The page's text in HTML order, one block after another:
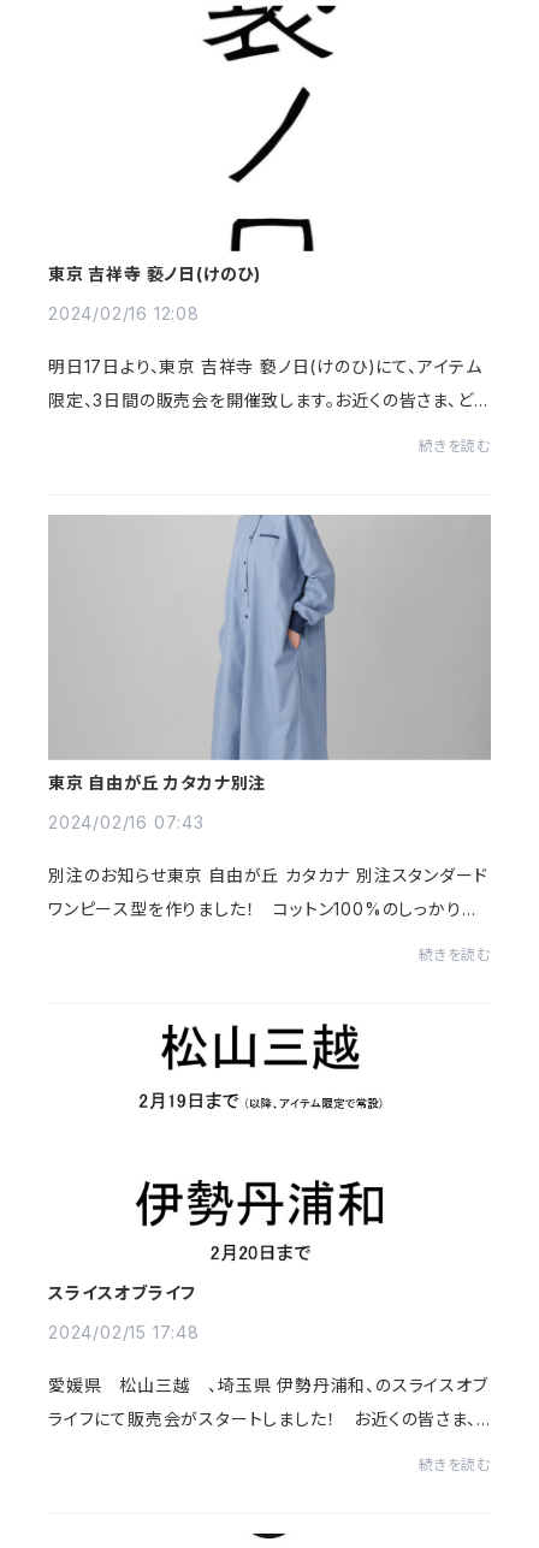
東京 吉祥寺 褻ノ日(けのひ)
2024/02/16 12:08
明日17日より、東京 吉祥寺 褻ノ日(けのひ)にて、アイテム
限定、3日間の販売会を開催致します。お近くの皆さま、どう
続きを読む
東京 自由が丘 カタカナ別注
2024/02/16 07:43
別注のお知らせ東京 自由が丘 カタカナ 別注スタンダード
ワンピース型を作りました！ コットン100%のしっかりと
続きを読む
スライスオブライフ
2024/02/15 17:48
愛媛県 松山三越 、埼玉県 伊勢丹浦和、のスライスオブ
ライフにて販売会がスタートしました！ お近くの皆さま、
続きを読む